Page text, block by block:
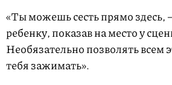
«Ты можешь сесть прямо
ребенку, показав на место у
Необязательно позволять всем
тебя зажимать».